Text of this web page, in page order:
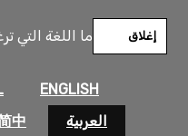
ما اللغة التي
ENGLISH
العربية
中
إغلاق
المحتوى